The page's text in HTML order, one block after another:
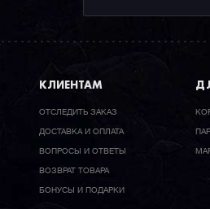
КЛИЕНТАМ
ОТСЛЕДИТЬ ЗАКАЗ
ДОСТАВКА И ОПЛАТА
ВОПРОСЫ И ОТВЕТЫ
ВОЗВРАТ ТОВАРА
БОНУСЫ И ПОДАРКИ